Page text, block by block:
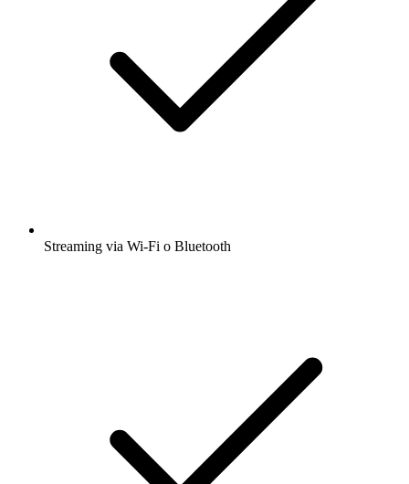
Streaming via Wi-Fi o Bluetooth